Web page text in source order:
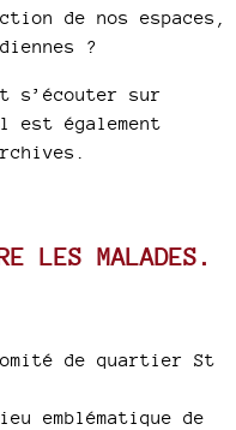
de nos espaces,
?
s’écouter sur
est également
LES MALADES.
de quartier St
emblématique de